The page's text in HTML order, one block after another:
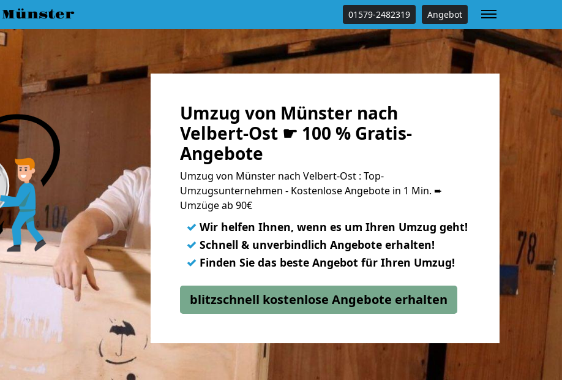
01579-2482319 Angebot
Umzug von Münster nach
Velbert-Ost ☛ 100 % Gratis-
Angebote
Umzug von Münster nach Velbert-Ost : Top-
Umzugsunternehmen - Kostenlose Angebote in 1 Min. ➨
Umzüge ab 90€
✓ Wir helfen Ihnen, wenn es um Ihren Umzug geht!
✓ Schnell & unverbindlich Angebote erhalten!
✓ Finden Sie das beste Angebot für Ihren Umzug!
blitzschnell kostenlose Angebote erhalten